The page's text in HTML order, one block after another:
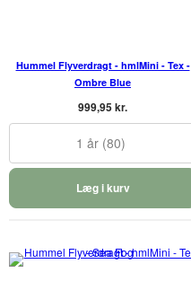
Hummel Flyverdragt - hmlMini - Tex -
Ombre Blue
999,95 kr.
1 år (80)
Læg i kurv